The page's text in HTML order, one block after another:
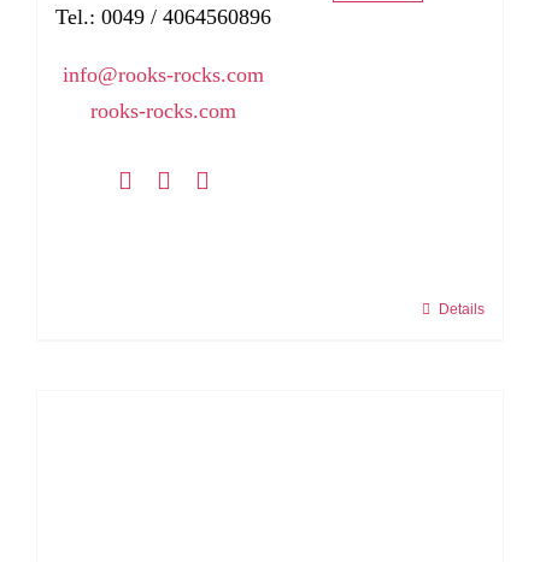
Tel.: 0049 / 4064560896
info@rooks-rocks.com
rooks-rocks.com
Details